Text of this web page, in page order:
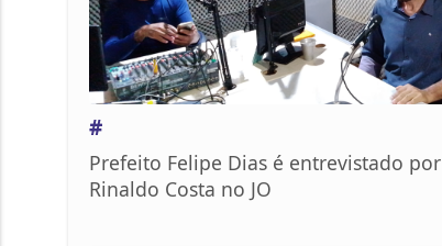
#
Prefeito Felipe Dias é entrevistado por
Rinaldo Costa no JO